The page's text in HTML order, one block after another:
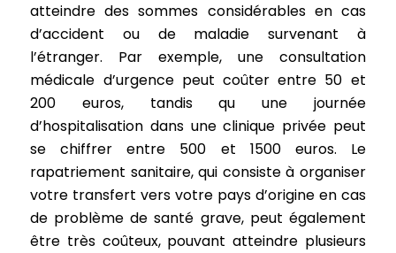
atteindre des sommes considérables en cas
d’accident ou de maladie survenant à
l’étranger. Par exemple, une consultation
médicale d’urgence peut coûter entre 50 et
200 euros, tandis qu une journée
d’hospitalisation dans une clinique privée peut
se chiffrer entre 500 et 1500 euros. Le
rapatriement sanitaire, qui consiste à organiser
votre transfert vers votre pays d’origine en cas
de problème de santé grave, peut également
être très coûteux, pouvant atteindre plusieurs